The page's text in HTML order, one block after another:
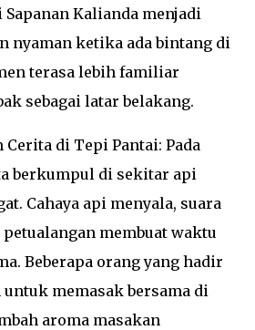
Kalianda menjadi
nyaman ketika ada bintang di
terasa lebih familiar
sebagai latar belakang.
Cerita di Tepi Pantai: Pada
berkumpul di sekitar api
Cahaya api menyala, suara
membuat waktu
Beberapa orang yang hadir
memasak bersama di
aroma masakan